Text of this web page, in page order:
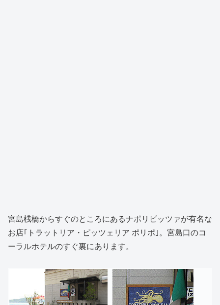
宮島桟橋からすぐのところにあるナポリピッツァが有名な
お店｢トラットリア・ピッツェリア ポリポ｣。宮島口のコ
ーラルホテルのすぐ裏にあります。